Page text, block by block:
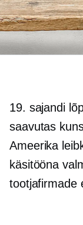
19. sajandi
saavutas
Ameerika
käsitööna
tootjafirmade